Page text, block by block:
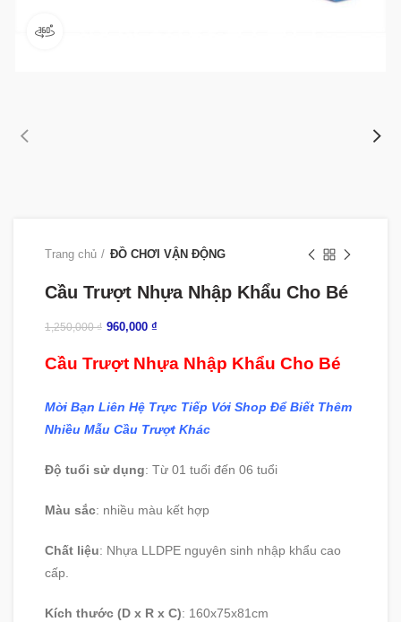
Trang chủ ĐỒ CHƠI VẬN ĐỘNG
Cầu Trượt Nhựa Nhập Khẩu Cho Bé
1,250,000₫ 960,000 ₫
Cầu Trượt Nhựa Nhập Khẩu Cho Bé
Mời Bạn Liên Hệ Trực Tiếp Với Shop Để Biết Thêm
Nhiều Mẫu Cầu Trượt Khác
Độ tuổi sử dụng: Từ 01 tuổi đến 06 tuổi
Màu sắc: nhiều màu kết hợp
Chất liệu: Nhựa LLDPE nguyên sinh nhập khẩu cao
cấp.
Kích thước (D x R x C): 160x75x81cm